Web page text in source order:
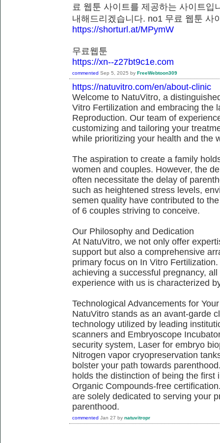
료 웹툰 사이트를 제공하는 사이트
내해드리겠습니다. no1 무료 웹툰
https://shorturl.at/MPymW
무료웹툰
https://xn--z27bt9c1e.com
commented Sep 5, 2025 by FreeWebtoon309
https://natuvitro.com/en/about-clinic
Welcome to NatuVitro, a
Vitro Fertilization and embracing the
Reproduction. Our team of
customizing and tailoring your
while prioritizing your health and the
The aspiration to create a family
women and couples. However, the
often necessitate the delay of
such as heightened stress levels,
semen quality have contributed to
of 6 couples striving to conceive.
Our Philosophy and Dedication
At NatuVitro, we not only offer
support but also a comprehensive
primary focus on In Vitro
achieving a successful pregnancy,
experience with us is characterized
Technological Advancements for
NatuVitro stands as an avant-garde
technology utilized by leading
scanners and Embryoscope
security system, Laser for embryo
Nitrogen vapor cryopreservation
bolster your path towards
holds the distinction of being the
Organic Compounds-free
are solely dedicated to serving your
parenthood.
commented Jan 27 by natuvitropr